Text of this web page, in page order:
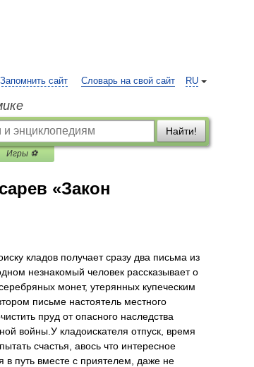
RU
Запомнить сайт Словарь на свой сайт
Найти!
Игры ⚽
«Закон
кладов получает сразу два письма из
незнакомый человек рассказывает о
монет, утерянных купеческим
письме настоятель местного
пруд от опасного наследства
войны.У кладоискателя отпуск, время
счастья, авось что интересное
в путь вместе с приятелем, даже не